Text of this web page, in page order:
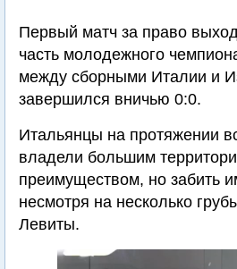
Первый матч за право
часть молодежного
между сборными Италии и
завершился вничью 0:0.
Итальянцы на протяжении
владели большим
преимуществом, но забить
несмотря на несколько
Левиты.